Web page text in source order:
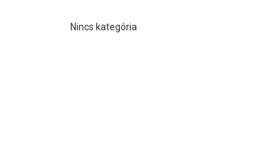
Nincs kategória